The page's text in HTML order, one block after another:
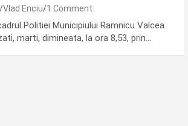
Vlad Enciu 1 Comment
Politiei Municipiului Ramnicu Valcea
marti, dimineata, la ora 8,53, prin…